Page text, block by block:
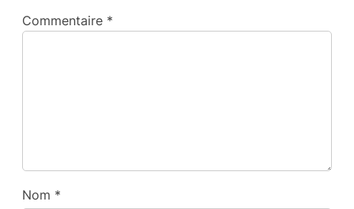
Commentaire *
Nom *